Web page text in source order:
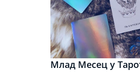
Млад Месец у